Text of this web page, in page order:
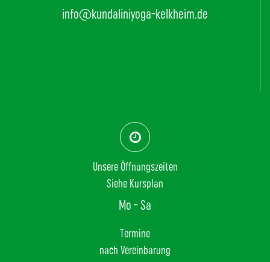
info@kundaliniyoga-kelkheim.de
Unsere Öffnungszeiten
Siehe Kursplan
Mo - Sa
Termine
nach Vereinbarung